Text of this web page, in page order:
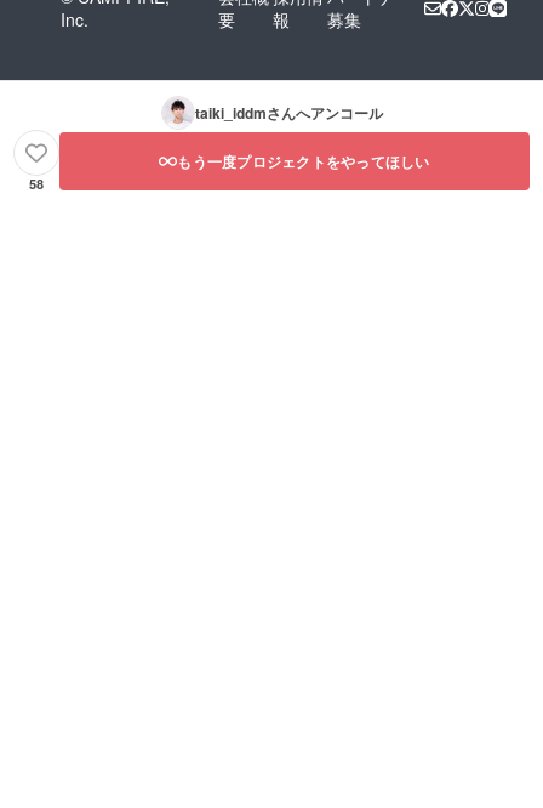
Inc.
要
報
募集
taiki_iddmさんへアンコール
58
もう一度プロジェクトをやってほしい